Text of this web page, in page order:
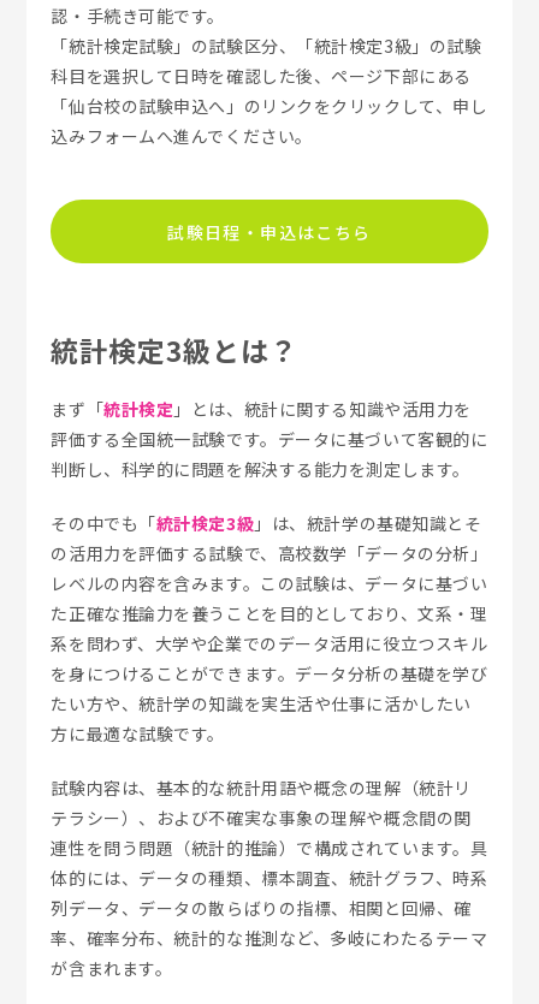
認・手続き可能です。
「統計検定試験」の試験区分、「統計検定3級」の試験
科目を選択して日時を確認した後、ページ下部にある
「仙台校の試験申込へ」のリンクをクリックして、申し
込みフォームへ進んでください。
試験日程・申込はこちら
統計検定3級とは？
まず「統計検定 」とは、統計に関する知識や活用力を
評価する全国統一試験です。データに基づいて客観的に
判断し、科学的に問題を解決する能力を測定します。
その中でも「統計検定3級 」は、統計学の基礎知識とそ
の活用力を評価する試験で、高校数学「データの分析」
レベルの内容を含みます。この試験は、データに基づい
た正確な推論力を養うことを目的としており、文系・理
系を問わず、大学や企業でのデータ活用に役立つスキル
を身につけることができます。データ分析の基礎を学び
たい方や、統計学の知識を実生活や仕事に活かしたい
方に最適な試験です。
試験内容は、基本的な統計用語や概念の理解（統計リ
テラシー）、および不確実な事象の理解や概念間の関
連性を問う問題（統計的推論）で構成されています。具
体的には、データの種類、標本調査、統計グラフ、時系
列データ、データの散らばりの指標、相関と回帰、確
率、確率分布、統計的な推測など、多岐にわたるテーマ
が含まれます。